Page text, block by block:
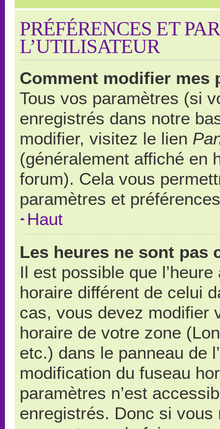
PRÉFÉRENCES ET
L’UTILISATEUR
Comment modifier mes
Tous vos paramètres (si
enregistrés dans notre
modifier, visitez le lien
(généralement affiché en
forum). Cela vous
paramètres et
Haut
Les heures ne sont pas
Il est possible que
horaire différent de celui
cas, vous devez modifier
horaire de votre zone
etc.) dans le panneau de
modification du fuseau
paramètres n’est
enregistrés. Donc si vous